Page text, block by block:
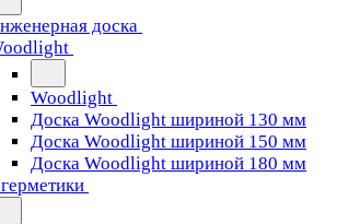
доска
Woodlight
Доска Woodlight шириной 130 мм
Доска Woodlight шириной 150 мм
Доска Woodlight шириной 180 мм